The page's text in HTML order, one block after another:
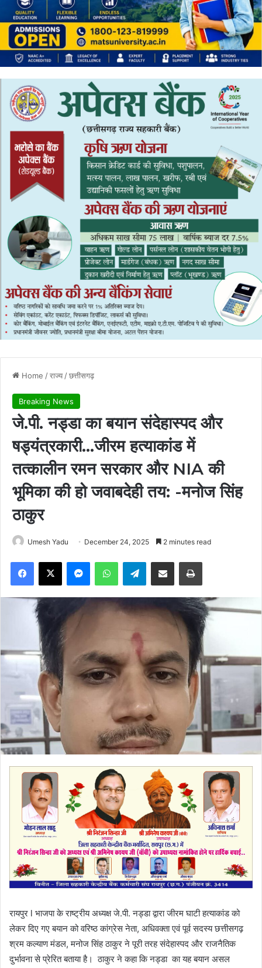
Home /राज्य /छत्तीसगढ़
Breaking News
​जे.पी. नड्डा का बयान संदेहास्पद और
षड्यंत्रकारी…जीरम हत्याकांड में
तत्कालीन रमन सरकार और NIA की
भूमिका की हो जवाबदेही तय: -मनोज सिंह
ठाकुर
Umesh Yadu December 24, 2025 2 minutes read
Facebook
X MessengerWhatsAppTelegramShare via Email Print
रायपुर l भाजपा के राष्ट्रीय अध्यक्ष जे.पी. नड्डा द्वारा जीरम घाटी हत्याकांड को
लेकर दिए गए बयान को वरिष्ठ कांग्रेस नेता, अधिवक्ता एवं पूर्व सदस्य छत्तीसगढ़
श्रम कल्याण मंडल, मनोज सिंह ठाकुर ने पूरी तरह संदेहास्पद और राजनैतिक
दुर्भावना से प्रेरित बताया है। ठाकुर ने कहा कि नड्डा का यह बयान असल